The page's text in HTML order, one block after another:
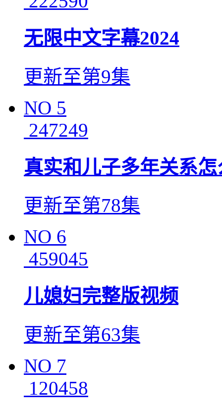
无限中文字幕2024
更新至第9集
NO 5
247249
真实和儿子多年关系怎
更新至第78集
NO 6
459045
儿媳妇完整版视频
更新至第63集
NO 7
120458